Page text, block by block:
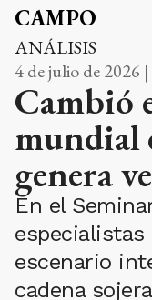
CAMPO
ANÁLISIS
4 de julio de 2026
Cambió
mundial
genera
En el
especialistas
escenario
cadena